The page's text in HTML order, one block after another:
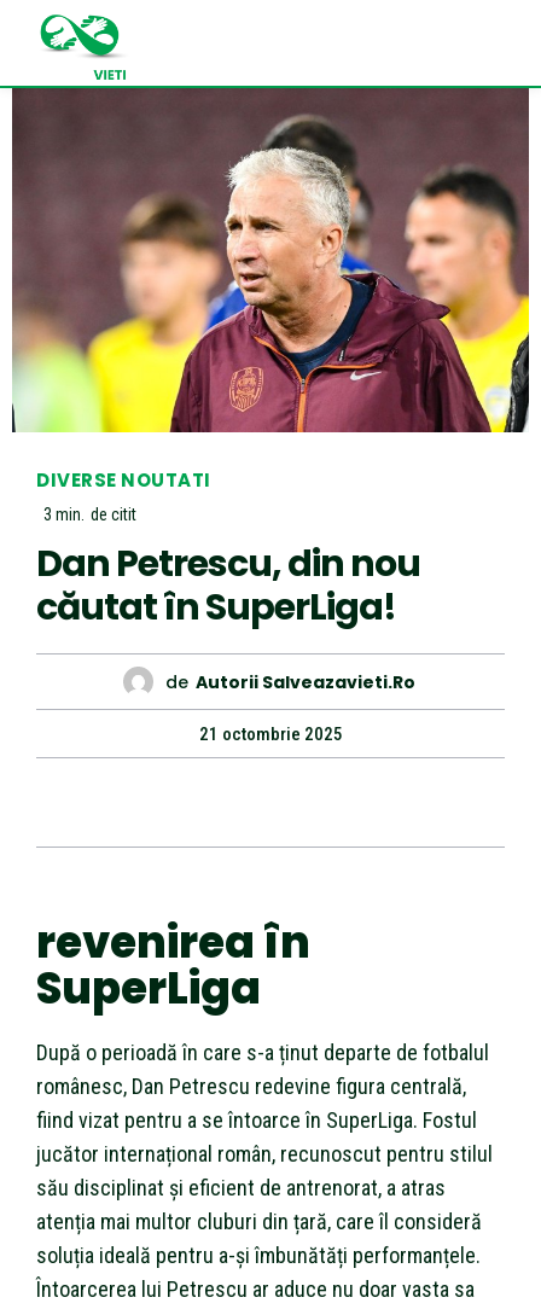
DIVERSE NOUTATI
3 min. de citit
Dan Petrescu, din nou
căutat în SuperLiga!
de Autorii Salveazavieti.ro
21 octombrie 2025
revenirea în
SuperLiga
După o perioadă în care s-a ținut departe de fotbalul
românesc, Dan Petrescu redevine figura centrală,
fiind vizat pentru a se întoarce în SuperLiga. Fostul
jucător internațional român, recunoscut pentru stilul
său disciplinat și eficient de antrenorat, a atras
atenția mai multor cluburi din țară, care îl consideră
soluția ideală pentru a-și îmbunătăți performanțele.
Întoarcerea lui Petrescu ar aduce nu doar vasta sa